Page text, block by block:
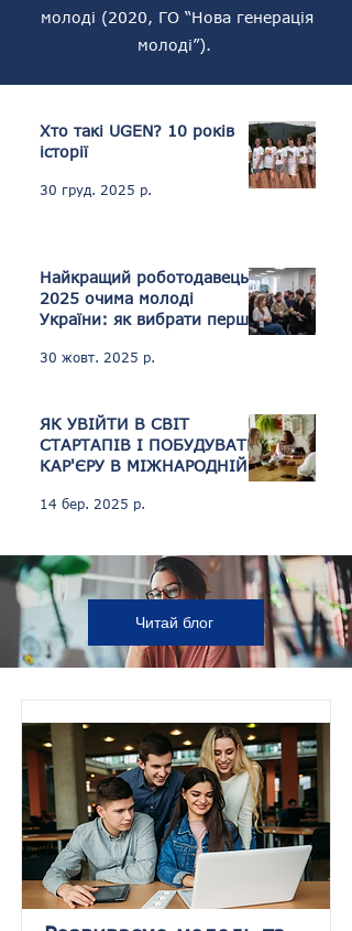
молоді (2020, ГО “Нова генерація
молоді”).
Хто такі UGEN? 10 років
історії
30 груд. 2025 р.
Найкращий роботодавець
2025 очима молоді
України: як вибрати першу
30 жовт. 2025 р.
ЯК УВІЙТИ В СВІТ
СТАРТАПІВ І ПОБУДУВАТИ
КАР'ЄРУ В МІЖНАРОДНІЙ
14 бер. 2025 р.
Читай блог